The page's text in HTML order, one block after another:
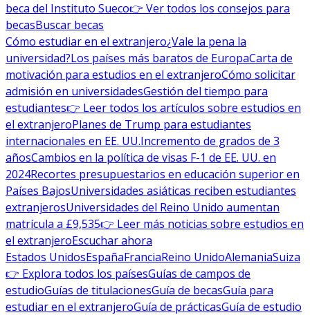
beca del Instituto Sueco👉 Ver todos los consejos para
becasBuscar becas
Cómo estudiar en el extranjero¿Vale la pena la
universidad?Los países más baratos de EuropaCarta de
motivación para estudios en el extranjeroCómo solicitar
admisión en universidadesGestión del tiempo para
estudiantes👉 Leer todos los artículos sobre estudios en
el extranjeroPlanes de Trump para estudiantes
internacionales en EE. UU.Incremento de grados de 3
añosCambios en la política de visas F-1 de EE. UU. en
2024Recortes presupuestarios en educación superior en
Países BajosUniversidades asiáticas reciben estudiantes
extranjerosUniversidades del Reino Unido aumentan
matrícula a £9,535👉 Leer más noticias sobre estudios en
el extranjeroEscuchar ahora
Estados UnidosEspañaFranciaReino UnidoAlemaniaSuiza
👉 Explora todos los paísesGuías de campos de
estudioGuías de titulacionesGuía de becasGuía para
estudiar en el extranjeroGuía de prácticasGuía de estudio